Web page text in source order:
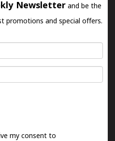
Newsletter and be the
promotions and special offers.
my consent to